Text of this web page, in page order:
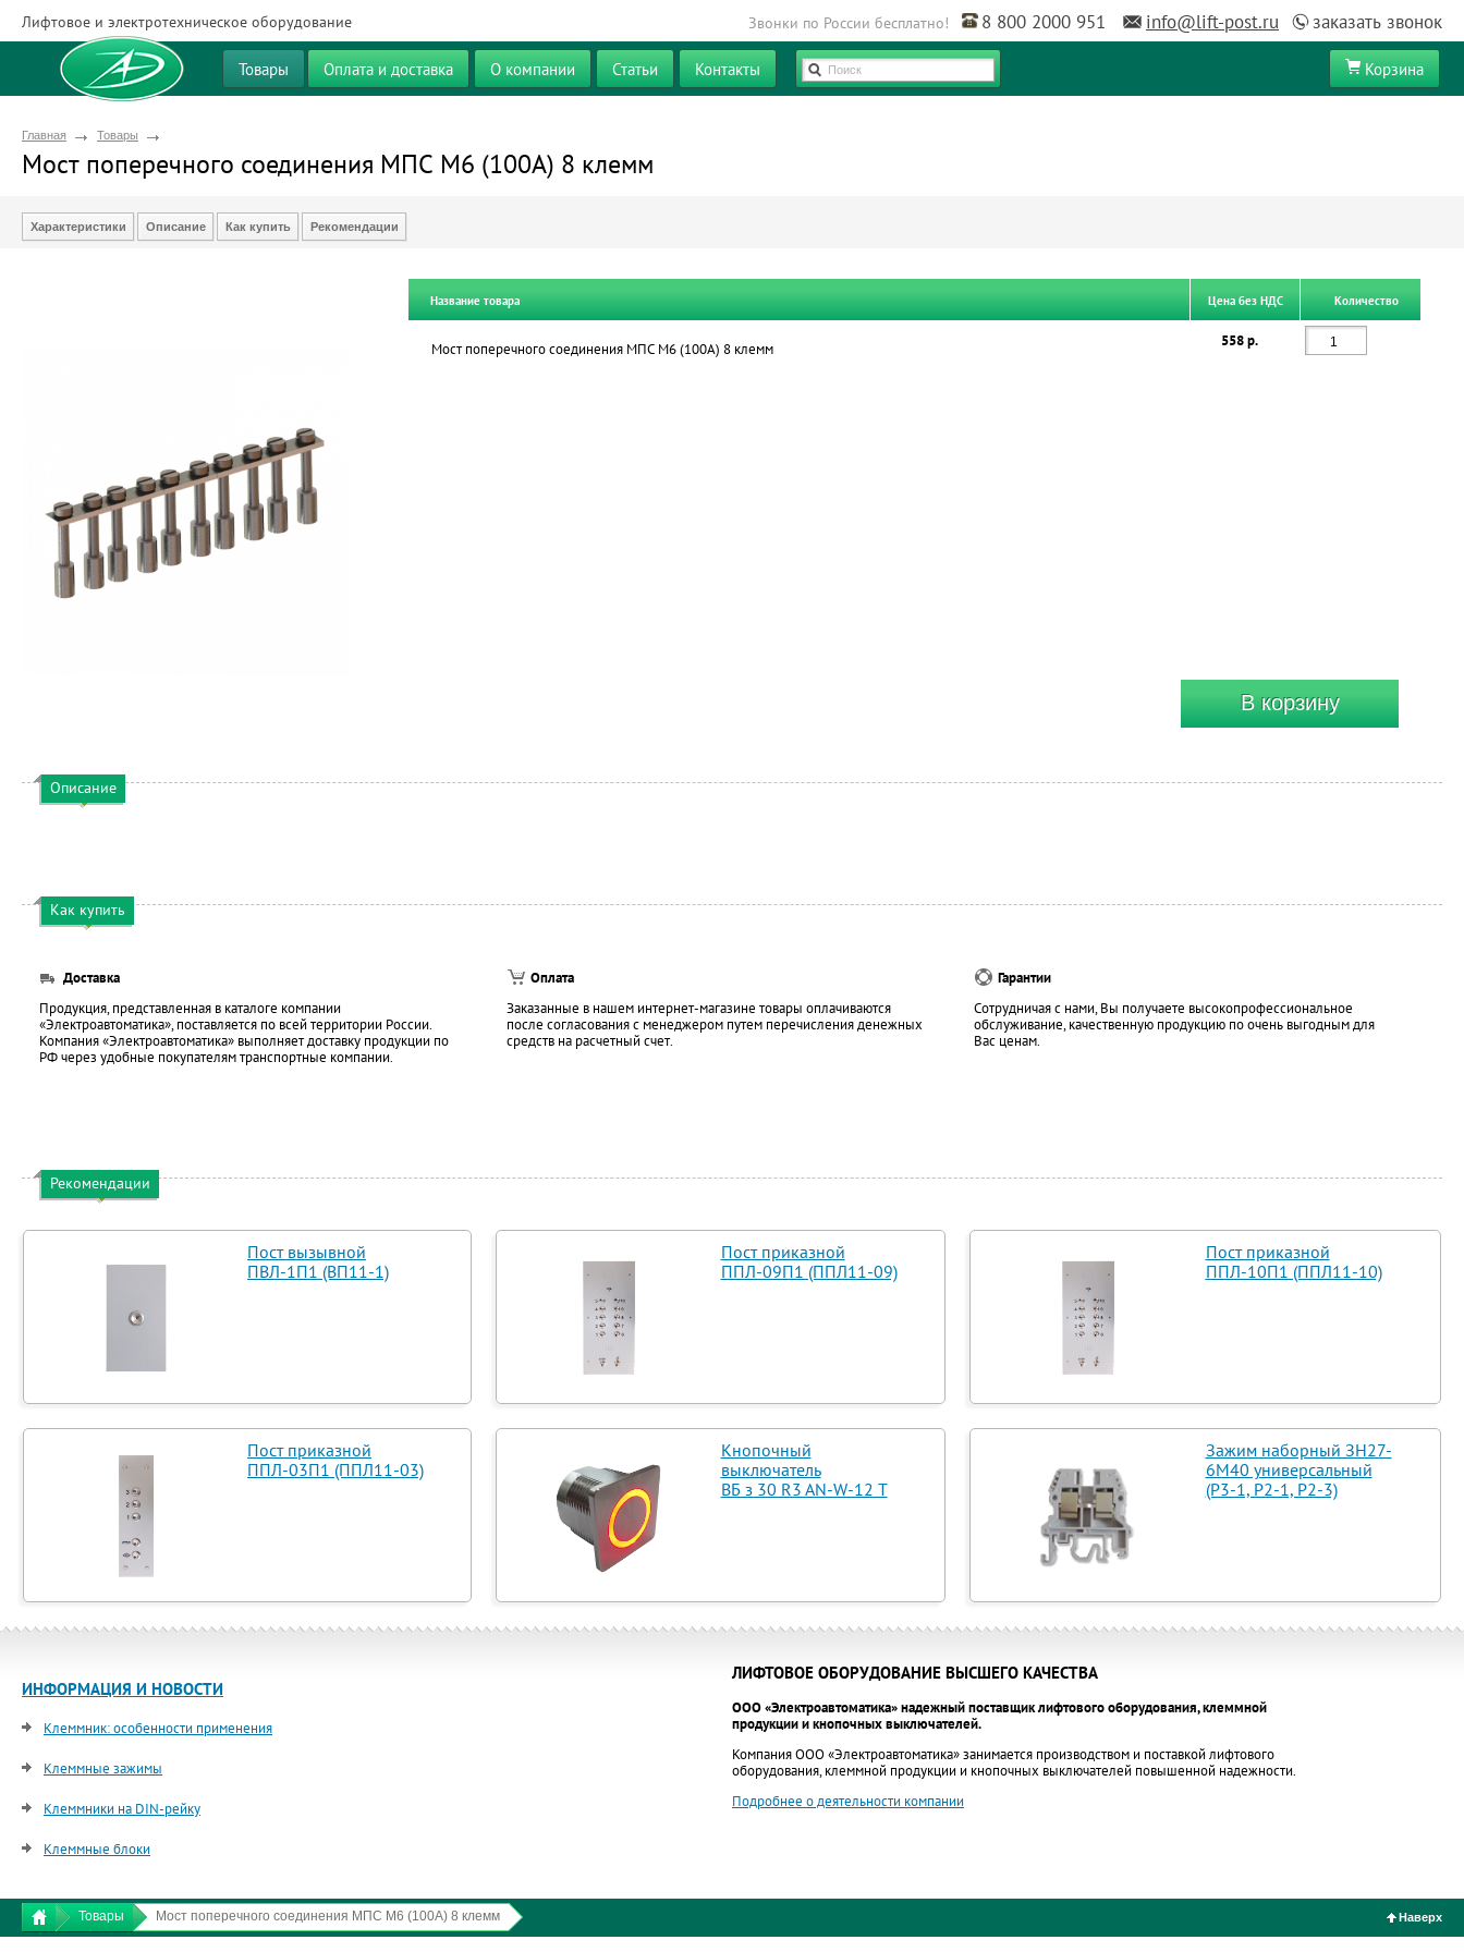
Лифтовое и электротехническое оборудование Звонки по России бесплатно! 8 800 2000 951 info@lift-post.ru заказать звонок
Товары Оплата и доставка О компании Статьи Контакты Поиск Корзина
Главная Товары
Мост поперечного соединения МПС М6 (100А) 8 клемм
Характеристики Описание Как купить Рекомендации
Название товара Цена без НДС Количество
Мост поперечного соединения МПС М6 (100А) 8 клемм 558 р.
В корзину
Описание
Как купить
Доставка
Продукция, представленная в каталоге компании
«Электроавтоматика», поставляется по всей территории России.
Компания «Электроавтоматика» выполняет доставку продукции по
РФ через удобные покупателям транспортные компании.
Оплата
Заказанные в нашем интернет-магазине товары оплачиваются
после согласования с менеджером путем перечисления денежных
средств на расчетный счет.
Гарантии
Сотрудничая с нами, Вы получаете высокопрофессиональное
обслуживание, качественную продукцию по очень выгодным для
Вас ценам.
Рекомендации
Пост вызывной
ПВЛ-1П1 (ВП11-1)
Пост приказной
ППЛ-09П1 (ППЛ11-09)
Пост приказной
ППЛ-10П1 (ППЛ11-10)
Пост приказной
ППЛ-03П1 (ППЛ11-03)
Кнопочный
выключатель
ВБ з 30 R3 AN-W-12 T
Зажим наборный ЗН27-
6М40 универсальный
(Р3-1, Р2-1, Р2-3)
ИНФОРМАЦИЯ И НОВОСТИ
Клеммник: особенности применения
Клеммные зажимы
Клеммники на DIN-рейку
Клеммные блоки
ЛИФТОВОЕ ОБОРУДОВАНИЕ ВЫСШЕГО КАЧЕСТВА
ООО «Электроавтоматика» надежный поставщик лифтового оборудования, клеммной
продукции и кнопочных выключателей.
Компания ООО «Электроавтоматика» занимается производством и поставкой лифтового
оборудования, клеммной продукции и кнопочных выключателей повышенной надежности.
Подробнее о деятельности компании
Товары Мост поперечного соединения МПС М6 (100А) 8 клемм Наверх